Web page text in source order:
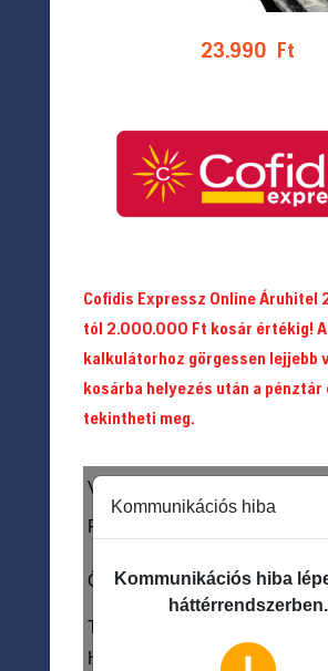
23.990 Ft
Cofidis Expressz Online Áruhitel
tól 2.000.000 Ft kosár értékig! A
kalkulátorhoz görgessen lejjebb
kosárba helyezés után a pénztár
tekintheti meg.